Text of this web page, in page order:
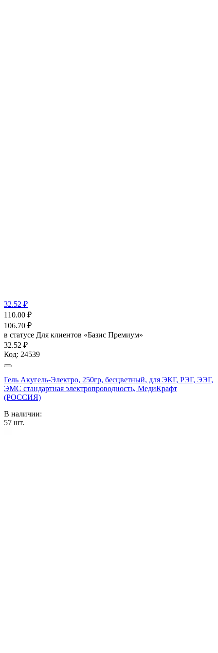
32.52 ₽
110.00 ₽
106.70 ₽
в статусе Для клиентов «Базис Премиум»
32.52 ₽
Код: 24539
Гель Акугель-Электро, 250гр, бесцветный, для ЭКГ, РЭГ, ЭЭГ,
ЭМС стандартная электропроводность, МедиКрафт
(РОССИЯ)
В наличии:
57 шт.